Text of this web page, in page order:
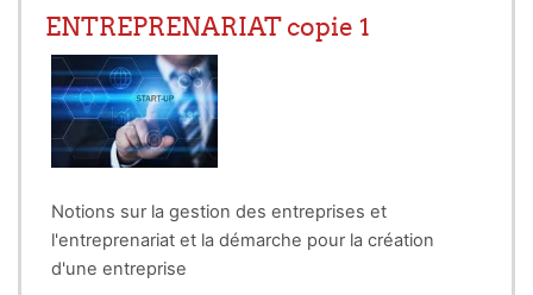
defined as an experimental science that studies the
caused in vivo and in vitro by
whether or not they are used for
ENTREPRENARIAT copie 1
Notions sur la gestion des entreprises et
l'entreprenariat et la démarche pour la création
d'une entreprise